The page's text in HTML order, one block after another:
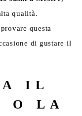
qualità.
questa
di gustare il
IL
O LA